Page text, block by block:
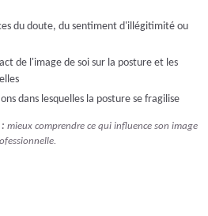
du doute, du sentiment d'illégitimité ou
de l'image de soi sur la posture et les
dans lesquelles la posture se fragilise
mieux comprendre ce qui influence son image